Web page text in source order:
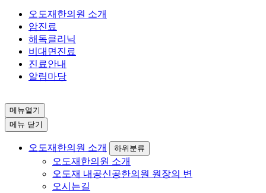
오도재한의원 소개
암진료
해독클리닉
비대면진료
진료안내
알림마당
메뉴열기
메뉴 닫기
오도재한의원 소개 하위분류
오도재한의원 소개
오도재 내공신공한의원 원장의 변
오시는길